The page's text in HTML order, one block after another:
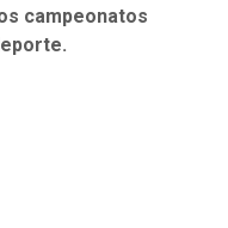
campeonatos